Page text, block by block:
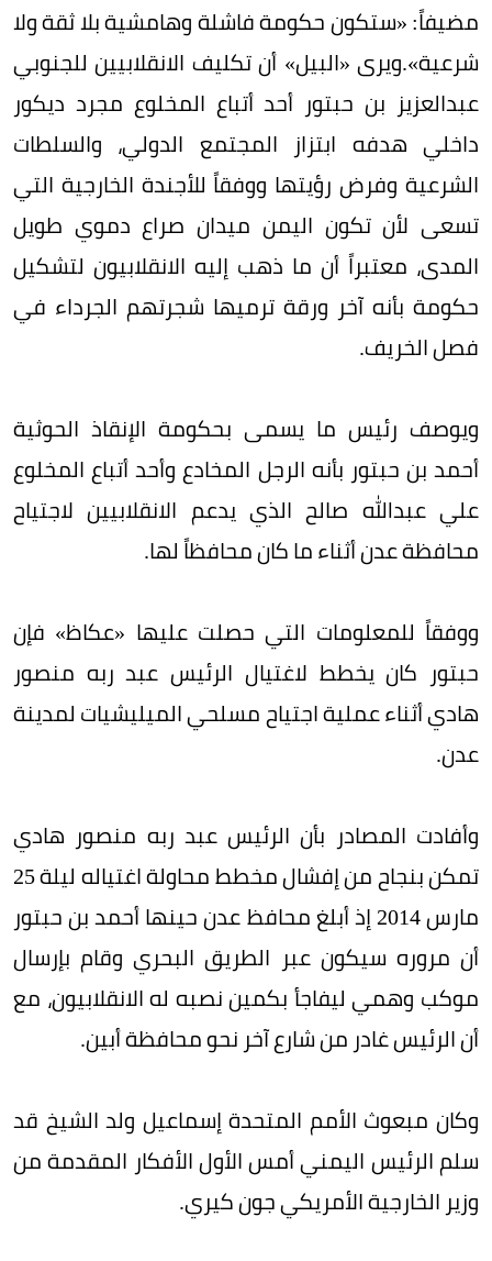
مضيفاً: «ستكون حكومة فاشلة وهامشية بلا ثقة ولا
شرعية».ويرى «البيل» أن تكليف الانقلابيين للجنوبي
عبدالعزيز بن حبتور أحد أتباع المخلوع مجرد ديكور
داخلي هدفه ابتزاز المجتمع الدولي، والسلطات
الشرعية وفرض رؤيتها ووفقاً للأجندة الخارجية التي
تسعى لأن تكون اليمن ميدان صراع دموي طويل
المدى، معتبراً أن ما ذهب إليه الانقلابيون لتشكيل
حكومة بأنه آخر ورقة ترميها شجرتهم الجرداء في
فصل الخريف.
ويوصف رئيس ما يسمى بحكومة الإنقاذ الحوثية
أحمد بن حبتور بأنه الرجل المخادع وأحد أتباع المخلوع
علي عبدالله صالح الذي يدعم الانقلابيين لاجتياح
محافظة عدن أثناء ما كان محافظاً لها.
ووفقاً للمعلومات التي حصلت عليها «عكاظ» فإن
حبتور كان يخطط لاغتيال الرئيس عبد ربه منصور
هادي أثناء عملية اجتياح مسلحي الميليشيات لمدينة
عدن.
وأفادت المصادر بأن الرئيس عبد ربه منصور هادي
تمكن بنجاح من إفشال مخطط محاولة اغتياله ليلة 25
مارس 2014 إذ أبلغ محافظ عدن حينها أحمد بن حبتور
أن مروره سيكون عبر الطريق البحري وقام بإرسال
موكب وهمي ليفاجأ بكمين نصبه له الانقلابيون، مع
أن الرئيس غادر من شارع آخر نحو محافظة أبين.
وكان مبعوث الأمم المتحدة إسماعيل ولد الشيخ قد
سلم الرئيس اليمني أمس الأول الأفكار المقدمة من
وزير الخارجية الأمريكي جون كيري.